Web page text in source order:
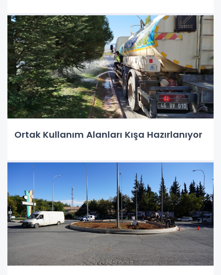
Ortak Kullanım Alanları Kışa Hazırlanıyor